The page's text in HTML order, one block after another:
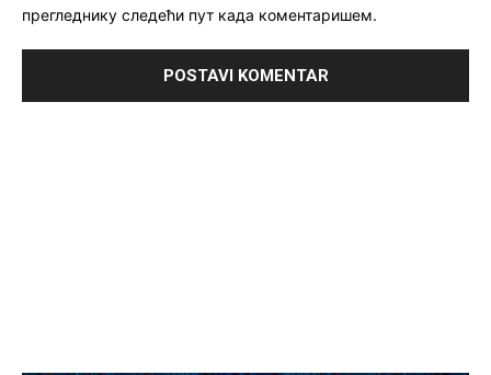
прегледнику следећи пут када коментаришем.